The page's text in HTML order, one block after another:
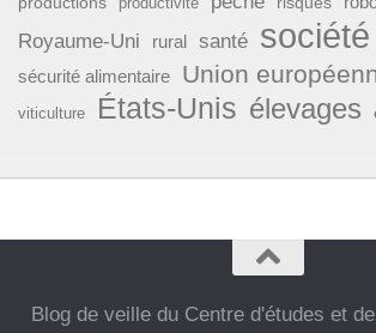
Royaume-Uni rural santé société
sécurité alimentaire Union
viticulture États-Unis élevages
Blog de veille du Centre d'études et